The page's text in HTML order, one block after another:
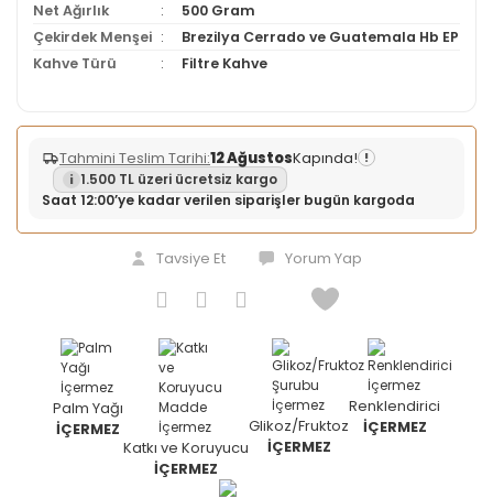
Net Ağırlık
500 Gram
Çekirdek Menşei
Brezilya Cerrado ve Guatemala Hb EP
Kahve Türü
Filtre Kahve
Tahmini Teslim Tarihi:12 AğustosKapında! !
1.500 TL üzeri ücretsiz kargo
Saat 12:00’ye kadar verilen siparişler bugün kargoda
Tavsiye Et Yorum Yap
Palm Yağı
İÇERMEZ
Katkı ve Koruyucu
İÇERMEZ
Glikoz/Fruktoz
İÇERMEZ
Renklendirici
İÇERMEZ